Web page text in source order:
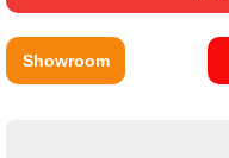
Showroom